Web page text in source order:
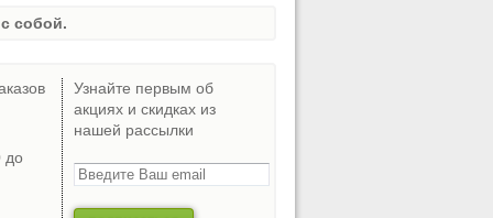
собой.
до
Узнайте первым об
акциях и скидках из
нашей рассылки